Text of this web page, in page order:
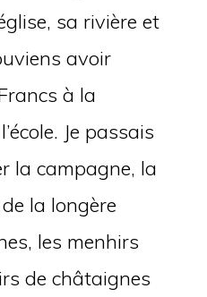
sa rivière et
avoir
à la
Je passais
la campagne, la
la longère
les menhirs
de châtaignes